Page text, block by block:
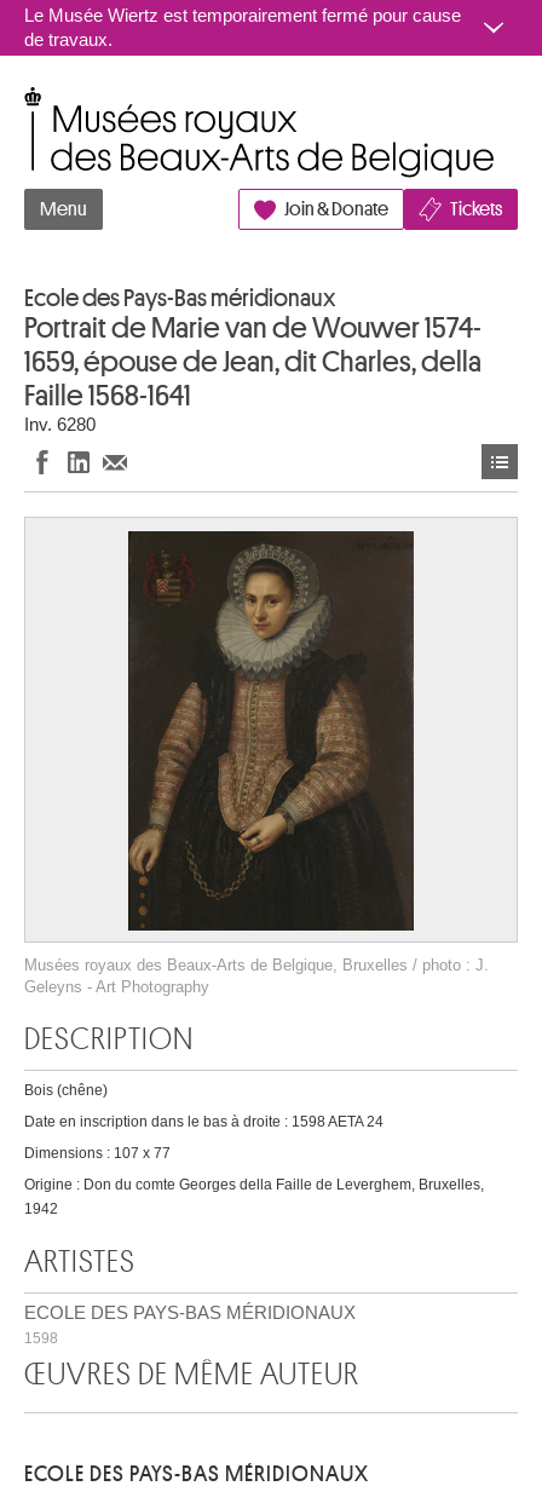
Aller au contenu
Le Musée Wiertz est temporairement fermé pour cause
de travaux.
Menu Join & Donate Tickets
Ecole des Pays-Bas méridionaux
Portrait de Marie van de Wouwer 1574-
1659, épouse de Jean, dit Charles, della
Faille 1568-1641
Inv. 6280
Musées royaux des Beaux-Arts de Belgique, Bruxelles / photo : J.
Geleyns - Art Photography
DESCRIPTION
Bois (chêne)
Date en inscription dans le bas à droite : 1598 AETA 24
Dimensions : 107 x 77
Origine : Don du comte Georges della Faille de Leverghem, Bruxelles,
1942
ARTISTES
ECOLE DES PAYS-BAS MÉRIDIONAUX
1598
ŒUVRES DE MÊME AUTEUR
ECOLE DES PAYS-BAS MÉRIDIONAUX